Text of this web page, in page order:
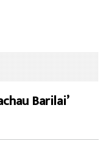
Barilai’